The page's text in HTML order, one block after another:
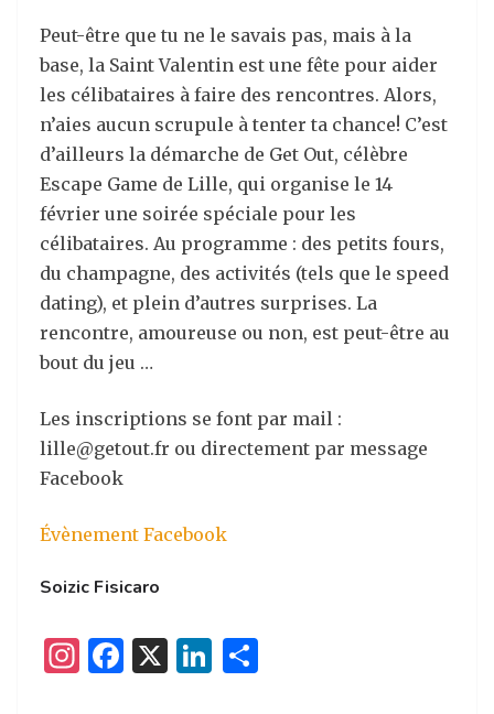
Peut-être que tu ne le savais pas, mais à la
base, la Saint Valentin est une fête pour aider
les célibataires à faire des rencontres. Alors,
n’aies aucun scrupule à tenter ta chance! C’est
d’ailleurs la démarche de Get Out, célèbre
Escape Game de Lille, qui organise le 14
février une soirée spéciale pour les
célibataires. Au programme : des petits fours,
du champagne, des activités (tels que le speed
dating), et plein d’autres surprises. La
rencontre, amoureuse ou non, est peut-être au
bout du jeu …
Les inscriptions se font par mail :
lille@getout.fr ou directement par message
Facebook
Évènement Facebook
Soizic Fisicaro
I
F
X
Li